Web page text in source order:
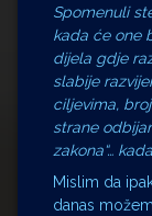
Spomenuli
kada će one
dijela gdje
slabije
ciljevima,
strane
zakona“…
Mislim da
danas